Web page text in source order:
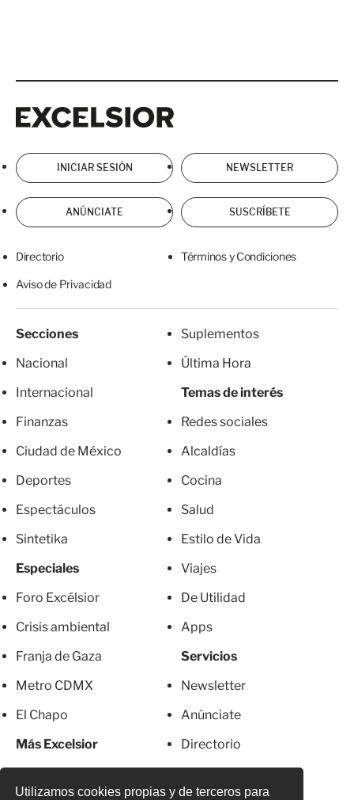
Utilizamos cookies propias y de terceros para
INICIAR SESIÓN NEWSLETTER
ANÚNCIATE SUSCRÍBETE
Directorio Términos y Condiciones
Aviso de Privacidad
Secciones
Nacional
Internacional
Finanzas
Ciudad de México
Deportes
Espectáculos
Sintetika
Especiales
Foro Excélsior
Crisis ambiental
Franja de Gaza
Metro CDMX
El Chapo
Más Excelsior
Suplementos
Última Hora
Temas de interés
Redes sociales
Alcaldías
Cocina
Salud
Estilo de Vida
Viajes
De Utilidad
Apps
Servicios
Newsletter
Anúnciate
Directorio